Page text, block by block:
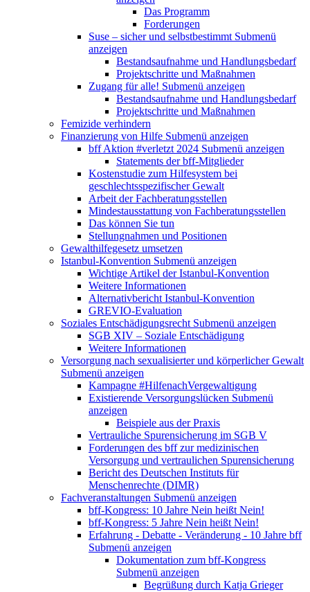
Das Programm
Forderungen
Suse – sicher und selbstbestimmt Submenü
anzeigen
Bestandsaufnahme und Handlungsbedarf
Projektschritte und Maßnahmen
Zugang für alle! Submenü anzeigen
Bestandsaufnahme und Handlungsbedarf
Projektschritte und Maßnahmen
Femizide verhindern
Finanzierung von Hilfe Submenü anzeigen
bff Aktion #verletzt 2024 Submenü anzeigen
Statements der bff-Mitglieder
Kostenstudie zum Hilfesystem bei
geschlechtsspezifischer Gewalt
Arbeit der Fachberatungsstellen
Mindestausstattung von Fachberatungsstellen
Das können Sie tun
Stellungnahmen und Positionen
Gewalthilfegesetz umsetzen
Istanbul-Konvention Submenü anzeigen
Wichtige Artikel der Istanbul-Konvention
Weitere Informationen
Alternativbericht Istanbul-Konvention
GREVIO-Evaluation
Soziales Entschädigungsrecht Submenü anzeigen
SGB XIV – Soziale Entschädigung
Weitere Informationen
Versorgung nach sexualisierter und körperlicher Gewalt
Submenü anzeigen
Kampagne #HilfenachVergewaltigung
Existierende Versorgungslücken Submenü
anzeigen
Beispiele aus der Praxis
Vertrauliche Spurensicherung im SGB V
Forderungen des bff zur medizinischen
Versorgung und vertraulichen Spurensicherung
Bericht des Deutschen Instituts für
Menschenrechte (DIMR)
Fachveranstaltungen Submenü anzeigen
bff-Kongress: 10 Jahre Nein heißt Nein!
bff-Kongress: 5 Jahre Nein heißt Nein!
Erfahrung - Debatte - Veränderung - 10 Jahre bff
Submenü anzeigen
Dokumentation zum bff-Kongress
Submenü anzeigen
Begrüßung durch Katja Grieger